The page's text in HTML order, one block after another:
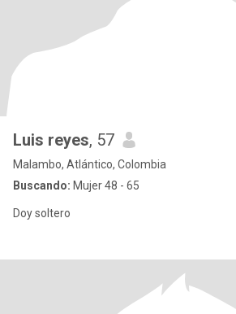
Luis reyes, 57
Malambo, Atlántico, Colombia
Buscando: Mujer 48 - 65
Doy soltero